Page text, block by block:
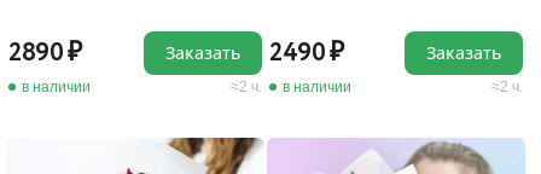
2890
в наличии 2 ч.
Заказать 2490
в наличии 2 ч.
Заказать